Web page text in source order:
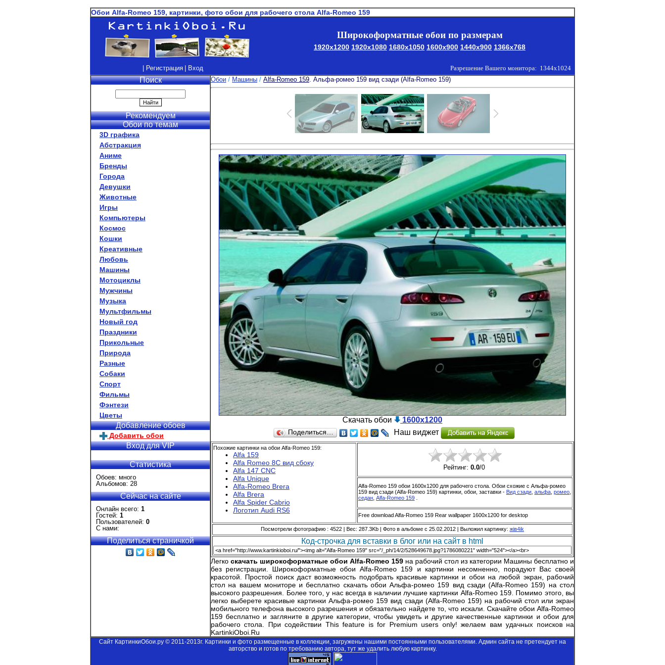
Обои Alfa-Romeo 159, картинки, фото обои для рабочего стола Alfa-Romeo 159
Широкоформатные обои по размерам
1920x1200 1920x1080 1680x1050 1600x900 1440x900 1366x768
| Регистрация | Вход Разрешение Вашего монитора: 1344x1024
Поиск
Рекомендуем
Обои по темам
3D графика
Абстракция
Аниме
Бренды
Города
Девушки
Животные
Игры
Компьютеры
Космос
Кошки
Креативные
Любовь
Машины
Мотоциклы
Мужчины
Музыка
Мультфильмы
Новый год
Праздники
Прикольные
Природа
Разные
Собаки
Спорт
Фильмы
Фэнтези
Цветы
Добавление обоев
Добавить обои
Вход для VIP
Статистика
Обоев: много
Альбомов: 28
Сейчас на сайте
Онлайн всего: 1
Гостей: 1
Пользователей: 0
С нами:
Поделиться страничкой
Обои / Машины / Alfa-Romeo 159. Альфа-ромео 159 вид сзади (Alfa-Romeo 159)
Скачать обои 1600x1200
Поделиться… Наш виджет
Похожие картинки на обои Alfa-Romeo 159:
Alfa 159
Alfa Romeo 8C вид сбоку
Alfa 147 CNC
Alfa Unique
Alfa-Romeo Brera
Alfa Brera
Alfa Spider Cabrio
Логотип Audi RS6
Рейтинг: 0.0/0
Alfa-Romeo 159 обои 1600x1200 для рабочего стола. Обои схожие с Альфа-ромео
159 вид сзади (Alfa-Romeo 159) картинки, обои, заставки - Вид сзади альфа ромео
седан Alfa-Romeo 159
Free download Alfa-Romeo 159 Rear wallpaper 1600x1200 for desktop
Посмотрели фотографию : 4522 | Вес: 287.3Kb | Фото в альбоме с 25.02.2012 | Выложил картинку: жiв4ik
Код-строчка для вставки в блог или на сайт в html
Легко скачать широкоформатные обои Alfa-Romeo 159 на рабочий стол из категории Машины бесплатно и
без регистрации. Широкоформатные обои Alfa-Romeo 159 и картинки несомненно, порадуют Вас своей
красотой. Простой поиск даст возможность подобрать красивые картинки и обои на любой экран, рабочий
стол на вашем мониторе и бесплатно скачать обои Альфа-ромео 159 вид сзади (Alfa-Romeo 159) на стол
высокого разрешения. Более того, у нас всегда в наличии лучшие картинки Alfa-Romeo 159. Помимо этого, вы
легко выберете красивые картинки Альфа-ромео 159 вид сзади (Alfa-Romeo 159) на рабочий стол или экран
мобильного телефона высокого разрешения и обязательно найдете то, что искали. Скачайте обои Alfa-Romeo
159 бесплатно и загляните в другие категории, чтобы увидеть и другие качественные картинки и обои для
рабочего стола. При содействии This feature is for Premium users only! желаем вам удачных поисков на
KartinkiOboi.Ru
Сайт КартинкиОбои.ру © 2011-2013г. Картинки и фото размещенные в коллекции, загружены нашими постоянными пользователями. Админ сайта не претендует на
авторство и готов по требованию автора, тут же удалить любую картинку.